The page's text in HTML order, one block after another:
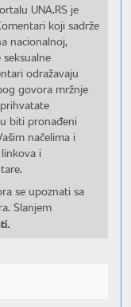
UNA.RS je
koji sadrže
nacionalnoj,
odražavaju
govora mržnje
biti pronađeni
načelima i
i
se upoznati sa
Slanjem